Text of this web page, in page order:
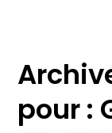
pour :